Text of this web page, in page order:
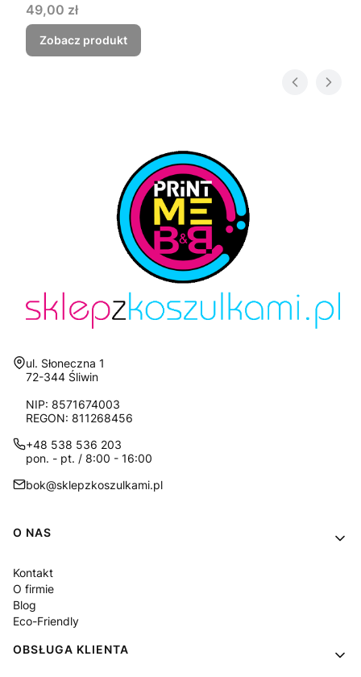
Cena
49,00 zł
Zobacz produkt
Adres:
ul. Słoneczna 1
72-344 Śliwin
NIP: 8571674003
REGON: 811268456
+48 538 536 203
pon. - pt. / 8:00 - 16:00
bok@sklepzkoszulkami.pl
Linki w stopce
O NAS
Kontakt
O firmie
Blog
Eco-Friendly
OBSŁUGA KLIENTA